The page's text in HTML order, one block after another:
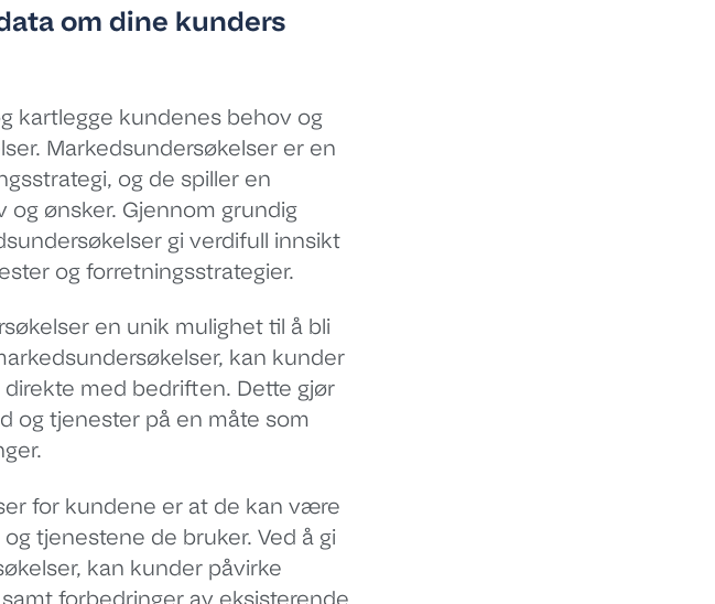
om dine kunders
kartlegge kundenes behov og
Markedsundersøkelser er en
og de spiller en
og ønsker. Gjennom grundig
gi verdifull innsikt
og forretningsstrategier.
en unik mulighet til å bli
kan kunder
med bedriften. Dette gjør
og tjenester på en måte som
for kundene er at de kan være
tjenestene de bruker. Ved å gi
kan kunder påvirke